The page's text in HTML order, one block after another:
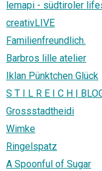
lemapi - südtiroler
creativLIVE
Familienfreundlich.
Barbros lille atelier
Iklan Pünktchen Glück
S T I L R E I C H |
Grossstadtheidi
Wimke
Ringelspatz
A Spoonful of Sugar